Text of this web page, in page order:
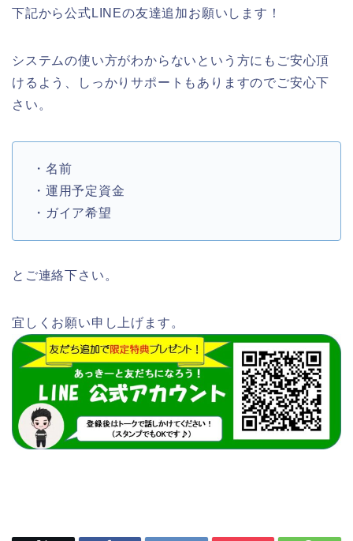
下記から公式LINEの友達追加お願いします！
システムの使い方がわからないという方にもご安心頂
けるよう、しっかりサポートもありますのでご安心下
さい。
・名前
・運用予定資金
・ガイア希望
とご連絡下さい。
宜しくお願い申し上げます。